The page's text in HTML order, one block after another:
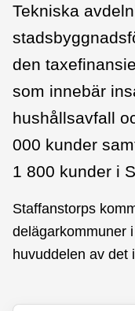
Tekniska
den
som innebär
hushållsavfall
000 kunder
1 800 kunder i
Staffanstorps
delägarkommuner i
huvuddelen av det